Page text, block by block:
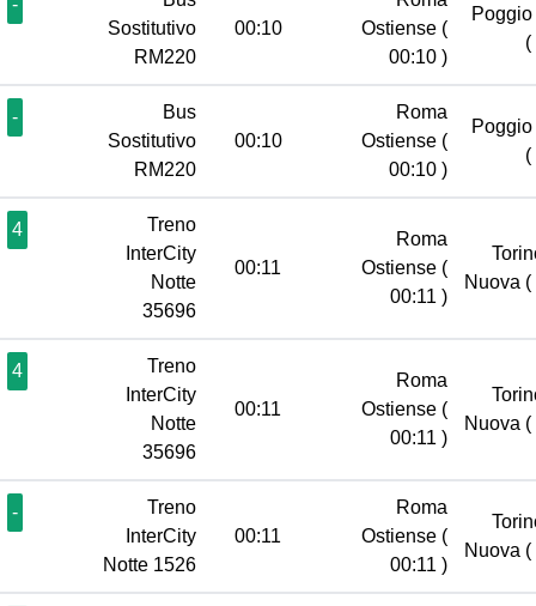
-
Sostitutivo
RM220
00:10
Ostiense (
00:10 )
(
-
Bus
Sostitutivo
RM220
00:10
Roma
Ostiense (
00:10 )
(
4
Treno
InterCity
Notte
35696
00:11
Roma
Ostiense (
00:11 )
Nuova (
4
Treno
InterCity
Notte
35696
00:11
Roma
Ostiense (
00:11 )
Nuova (
-
Treno
InterCity
Notte 1526
00:11
Roma
Ostiense (
00:11 )
Nuova (